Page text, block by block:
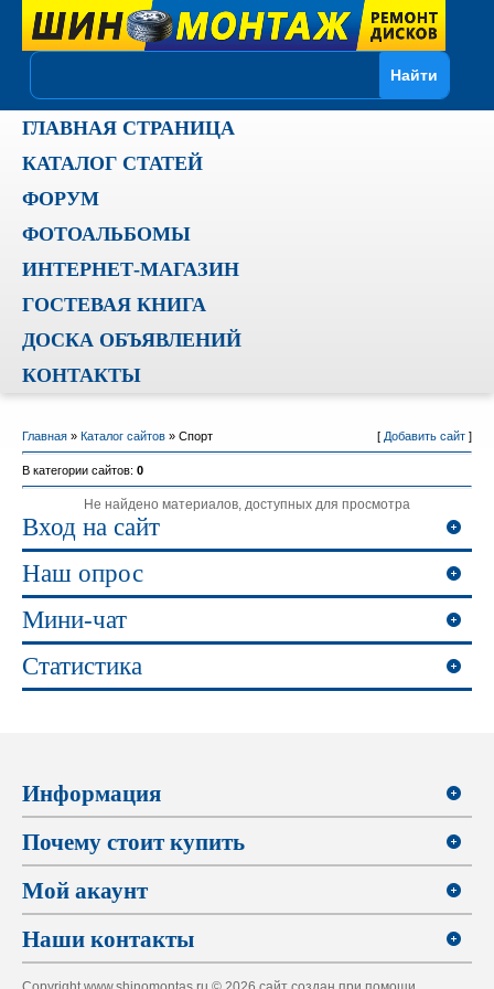
ГЛАВНАЯ СТРАНИЦА
КАТАЛОГ СТАТЕЙ
ФОРУМ
ФОТОАЛЬБОМЫ
ИНТЕРНЕТ-МАГАЗИН
ГОСТЕВАЯ КНИГА
ДОСКА ОБЪЯВЛЕНИЙ
КОНТАКТЫ
Главная» Каталог сайтов» Спорт [ Добавить сайт]
В категории сайтов: 0
Не найдено материалов, доступных для просмотра
Вход на сайт
Наш опрос
Мини-чат
Статистика
Информация
Почему стоит купить
Мой акаунт
Наши контакты